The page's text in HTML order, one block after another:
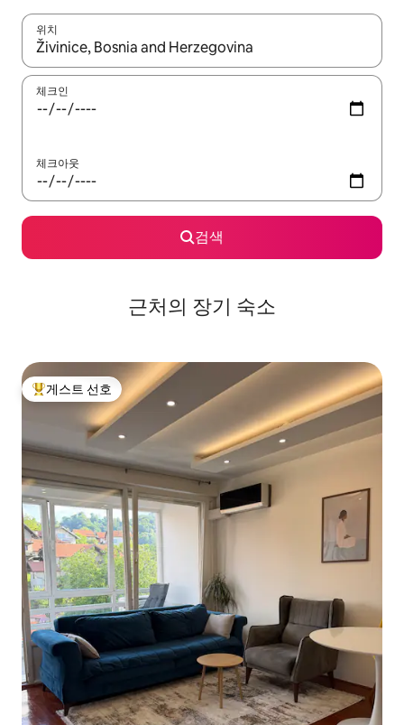
위치
결과가 나오면 위·아래 화살표 키를 사용하거나 터치 또는 스와이
체크인
체크아웃
검색
근처의 장기 숙소
상위 게스트 선호
게스트 선호